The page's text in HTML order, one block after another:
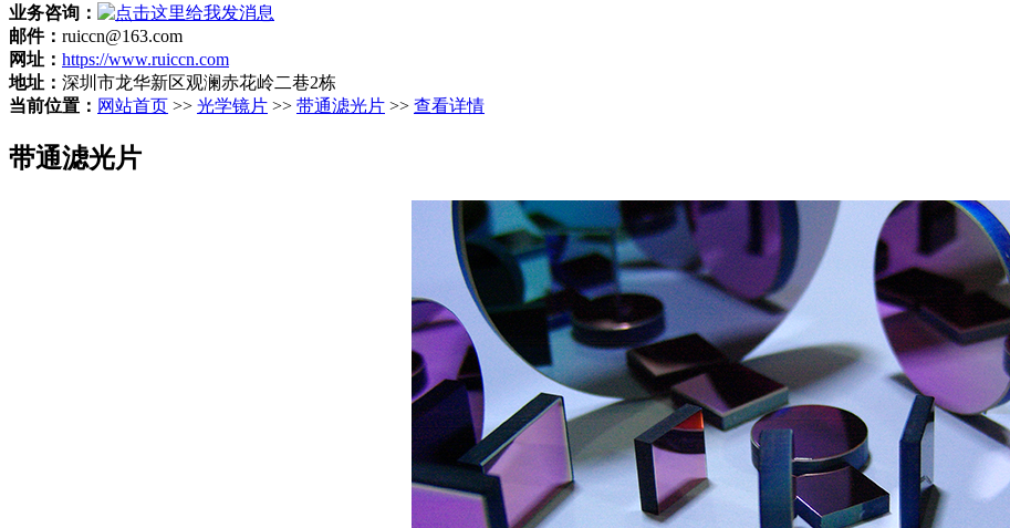
业务咨询：
邮件： ruiccn@163.com
网址： https://www.ruiccn.com
地址： 深圳市龙华新区观澜赤花岭二巷2栋
当前位置： 网站首页 >> 光学镜片 >> 带通滤光片 >> 查看详情
带通滤光片